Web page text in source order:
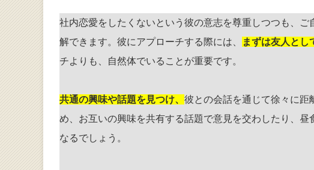
社内恋愛をしたくないという彼の意志を尊重しつつも、
解できます。彼にアプローチする際には、
まずは友人とし
チよりも、自然体でいることが重要です。
共通の興味や話題を見つけ、 彼との会話を通じて徐々に距
め、お互いの興味を共有する話題で意見を交わしたり、
なるでしょう。